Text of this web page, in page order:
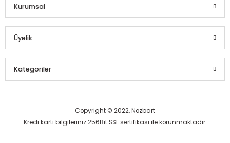
Kurumsal
Üyelik
Kategoriler
Copyright © 2022, Nozbart
Kredi kartı bilgileriniz 256Bit SSL sertifikası ile korunmaktadır.